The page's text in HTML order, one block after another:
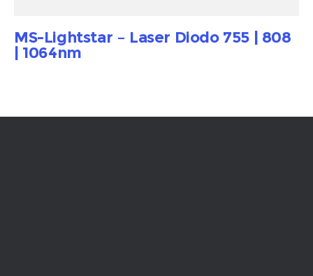
MS-Lightstar – Laser Diodo 755 | 808
| 1064nm